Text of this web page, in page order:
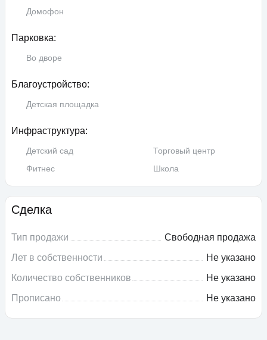
Домофон
Парковка:
Во дворе
Благоустройство:
Детская площадка
Инфраструктура:
Детский сад
Торговый центр
Фитнес
Школа
Сделка
Тип продажи
Свободная продажа
Лет в собственности
Не указано
Количество собственников
Не указано
Прописано
Не указано